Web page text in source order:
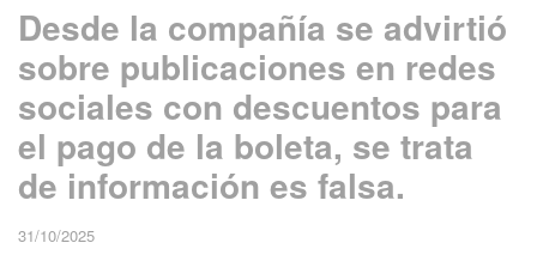
Desde la compañía se advirtió
sobre publicaciones en redes
sociales con descuentos para
el pago de la boleta, se trata
de información es falsa.
31/10/2025